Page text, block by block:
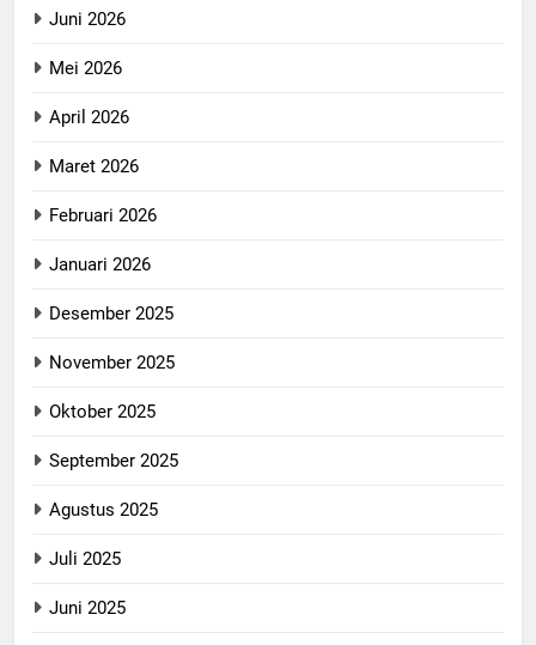
Juni 2026
Mei 2026
April 2026
Maret 2026
Februari 2026
Januari 2026
Desember 2025
November 2025
Oktober 2025
September 2025
Agustus 2025
Juli 2025
Juni 2025